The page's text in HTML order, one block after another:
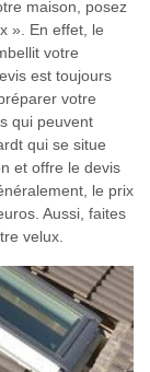
maison, posez
». En effet, le
votre
est toujours
votre
qui peuvent
qui se situe
et offre le devis
le prix
Aussi, faites
velux.